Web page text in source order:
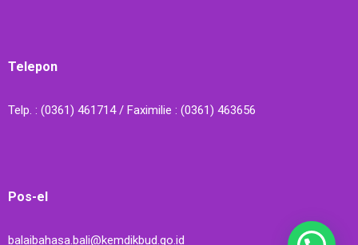
Telepon
Telp. : (0361) 461714 / Faximilie : (0361) 463656
Pos-el
balaibahasa.bali@kemdikbud.go.id